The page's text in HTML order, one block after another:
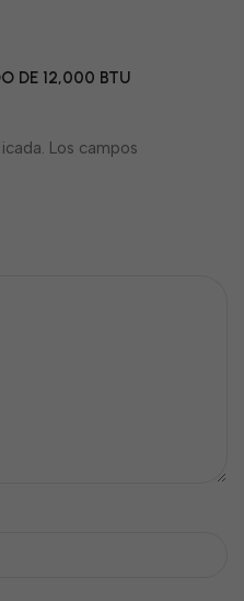
DE 12,000 BTU
Los campos